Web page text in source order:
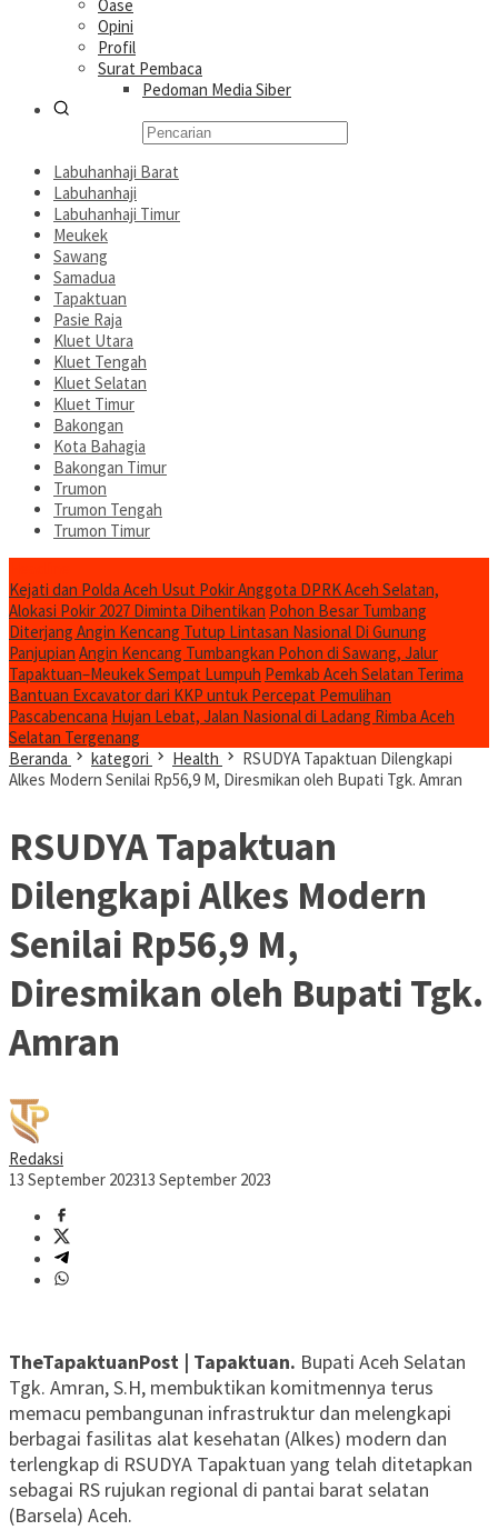
Oase
Opini
Profil
Surat Pembaca
Pedoman Media Siber
Labuhanhaji Barat
Labuhanhaji
Labuhanhaji Timur
Meukek
Sawang
Samadua
Tapaktuan
Pasie Raja
Kluet Utara
Kluet Tengah
Kluet Selatan
Kluet Timur
Bakongan
Kota Bahagia
Bakongan Timur
Trumon
Trumon Tengah
Trumon Timur
Kejati dan Polda Aceh Usut Pokir Anggota DPRK Aceh Selatan,
Alokasi Pokir 2027 Diminta Dihentikan Pohon Besar Tumbang
Diterjang Angin Kencang Tutup Lintasan Nasional Di Gunung
Panjupian Angin Kencang Tumbangkan Pohon di Sawang, Jalur
Tapaktuan–Meukek Sempat Lumpuh Pemkab Aceh Selatan Terima
Bantuan Excavator dari KKP untuk Percepat Pemulihan
Pascabencana Hujan Lebat, Jalan Nasional di Ladang Rimba Aceh
Selatan Tergenang
Beranda
kategori Health
RSUDYA Tapaktuan Dilengkapi
Alkes Modern Senilai Rp56,9 M, Diresmikan oleh Bupati Tgk. Amran
RSUDYA Tapaktuan
Dilengkapi Alkes Modern
Senilai Rp56,9 M,
Diresmikan oleh Bupati Tgk.
Amran
Redaksi
13 September 202313 September 2023
TheTapaktuanPost | Tapaktuan. Bupati Aceh Selatan
Tgk. Amran, S.H, membuktikan komitmennya terus
memacu pembangunan infrastruktur dan melengkapi
berbagai fasilitas alat kesehatan (Alkes) modern dan
terlengkap di RSUDYA Tapaktuan yang telah ditetapkan
sebagai RS rujukan regional di pantai barat selatan
(Barsela) Aceh.